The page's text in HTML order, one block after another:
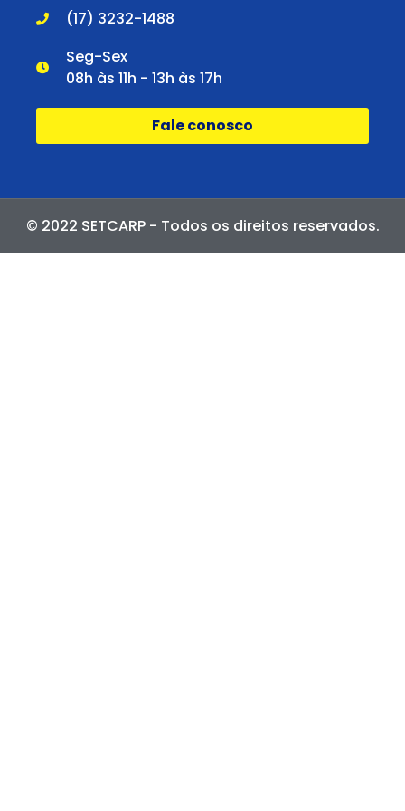
(17) 3232-1488
Seg-Sex
08h às 11h - 13h às 17h
Fale conosco
© 2022 SETCARP - Todos os direitos reservados.